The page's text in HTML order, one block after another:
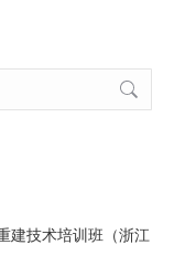
建技术培训班（浙江